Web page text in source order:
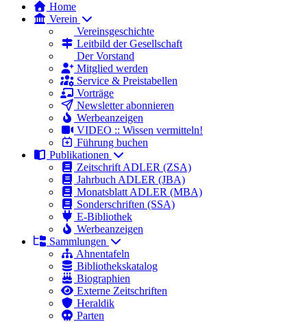
Home
Verein
Vereinsgeschichte
Leitbild der Gesellschaft
Der Vorstand
Mitglied werden
Service & Preistabellen
Vorträge
Newsletter abonnieren
Werbeanzeigen
VIDEO :: Wissen vermitteln!
Führung buchen
Publikationen
Zeitschrift ADLER (ZSA)
Jahrbuch ADLER (JBA)
Monatsblatt ADLER (MBA)
Sonderschriften (SSA)
E-Bibliothek
Werbeanzeigen
Sammlungen
Ahnentafeln
Bibliothekskatalog
Biographien
Externe Zeitschriften
Heraldik
Parten